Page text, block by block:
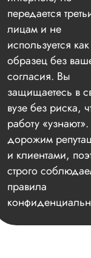
передается
лицам и не
используется как
образец без
согласия. Вы
защищаетесь в
вузе без риска,
работу
дорожим
и клиентами,
строго
правила